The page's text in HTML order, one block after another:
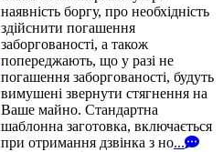
наявність боргу, про необхідність
здійснити погашення
заборгованості, а також
попереджають, що у разі не
погашення заборгованості, будуть
вимушені звернути стягнення на
Ваше майно. Стандартна
шаблонна заготовка, включається
при отримання дзвінка з но...